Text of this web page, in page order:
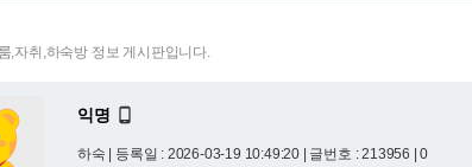
,자취,하숙방 정보 게시판입니다.
익명 
하숙 | 등록일 : 2026-03-19 10:49:20 | 글번호 : 213956 | 0